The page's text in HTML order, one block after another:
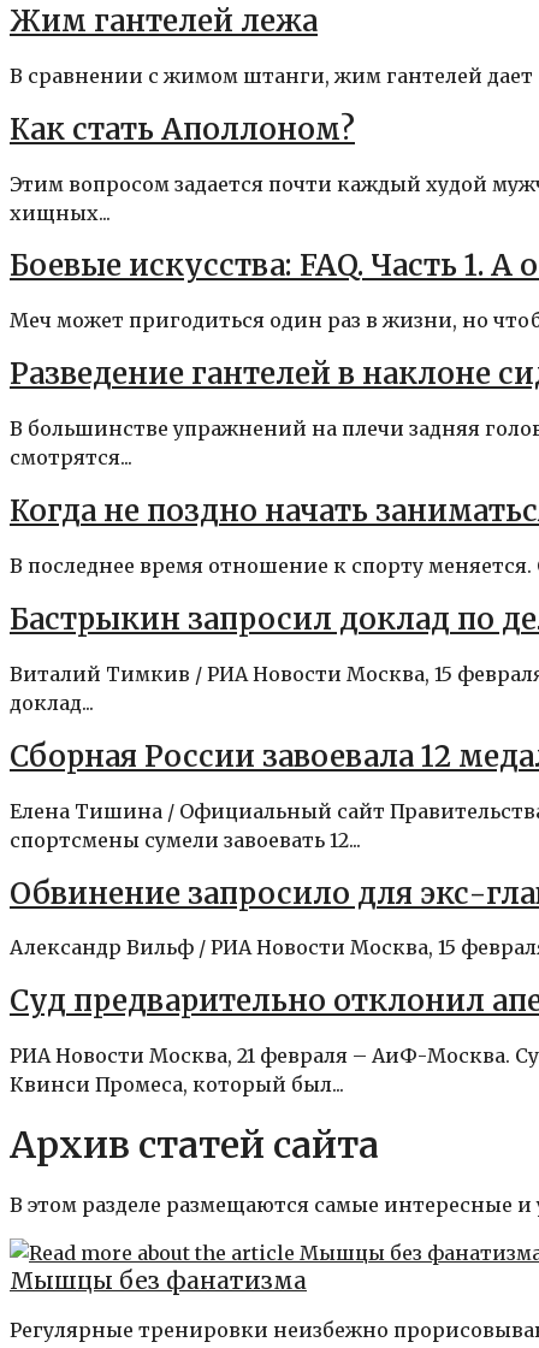
Жим гантелей лежа
В сравнении с жимом штанги, жим гантелей дает
Как стать Аполлоном?
Этим вопросом задается почти каждый худой
хищных...
Боевые искусства: FAQ. Часть 1. А
Меч может пригодиться один раз в жизни, но
Разведение гантелей в наклоне
В большинстве упражнений на плечи задняя
смотрятся...
Когда не поздно начать
В последнее время отношение к спорту
Бастрыкин запросил доклад по
Виталий Тимкив / РИА Новости Москва, 15
доклад...
Сборная России завоевала 12
Елена Тишина / Официальный сайт
спортсмены сумели завоевать 12...
Обвинение запросило для экс-
Александр Вильф / РИА Новости Москва, 15
Суд предварительно отклонил
РИА Новости Москва, 21 февраля – АиФ-Москва.
Квинси Промеса, который был...
Архив статей сайта
В этом разделе размещаются самые интересные
Мышцы без фанатизма
Регулярные тренировки неизбежно